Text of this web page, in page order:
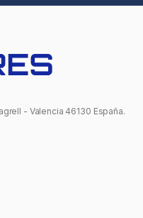
- Valencia 46130 España.